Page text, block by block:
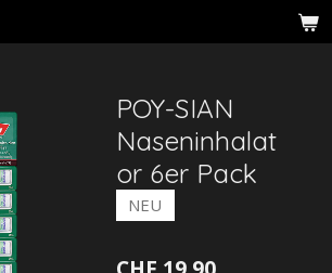
POY-SIAN
Naseninhalat
or 6er Pack
NEU